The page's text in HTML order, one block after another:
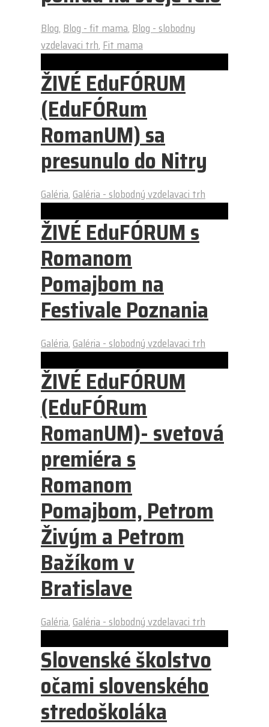
Blog, Blog - fit mama, Blog - slobodny
vzdelavaci trh, Fit mama
ŽIVÉ EduFÓRUM
(EduFÓRum
RomanUM) sa
presunulo do Nitry
Galéria, Galéria - slobodný vzdelavaci trh
ŽIVÉ EduFÓRUM s
Romanom
Pomajbom na
Festivale Poznania
Galéria, Galéria - slobodný vzdelavaci trh
ŽIVÉ EduFÓRUM
(EduFÓRum
RomanUM)- svetová
premiéra s
Romanom
Pomajbom, Petrom
Živým a Petrom
Bažíkom v
Bratislave
Galéria, Galéria - slobodný vzdelavaci trh
Slovenské školstvo
očami slovenského
stredoškoláka